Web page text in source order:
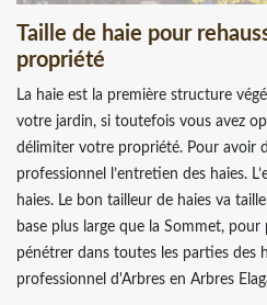
Taille de haie pour
propriété
La haie est la première structure
votre jardin, si toutefois vous avez
délimiter votre propriété. Pour avoir
professionnel l’entretien des haies.
haies. Le bon tailleur de haies va
base plus large que la Sommet,
pénétrer dans toutes les parties des
professionnel d'Arbres en Arbres